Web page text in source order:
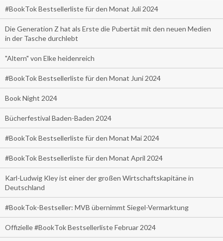
#BookTok Bestsellerliste für den Monat Juli 2024
Die Generation Z hat als Erste die Pubertät mit den neuen Medien
in der Tasche durchlebt
"Altern" von Elke heidenreich
#BookTok Bestsellerliste für den Monat Juni 2024
Book Night 2024
Bücherfestival Baden-Baden 2024
#BookTok Bestsellerliste für den Monat Mai 2024
#BookTok Bestsellerliste für den Monat April 2024
Karl-Ludwig Kley ist einer der großen Wirtschaftskapitäne in
Deutschland
#BookTok-Bestseller: MVB übernimmt Siegel-Vermarktung
Offizielle #BookTok Bestsellerliste Februar 2024